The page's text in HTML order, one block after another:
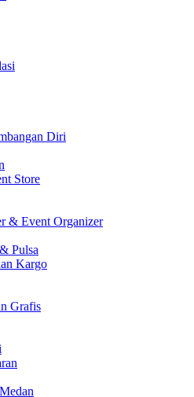
Diri
Store
& Event Organizer
Pulsa
Kargo
Grafis